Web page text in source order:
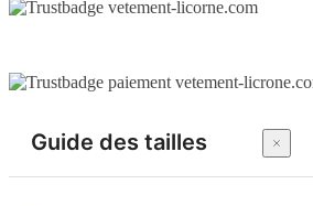
Guide des tailles